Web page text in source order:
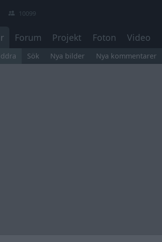
10099
Forum Projekt Foton Video
Sök Nya bilder Nya kommentarer